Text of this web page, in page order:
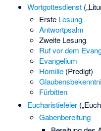
Wortgottesdienst
Erste Lesung
Antwortpsalm
Zweite Lesung
Ruf vor dem
Evangelium
Homilie (Predigt)
Fürbitten
Eucharistiefeier
Gabenbereitung